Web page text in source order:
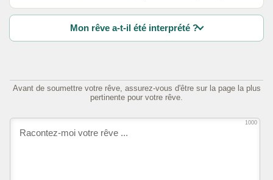
Mon rêve a-t-il été interprété ?
Avant de soumettre votre rêve, assurez-vous d'être sur la page la plus
pertinente pour votre rêve.
1000